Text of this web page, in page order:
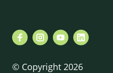
© Copyright 2026